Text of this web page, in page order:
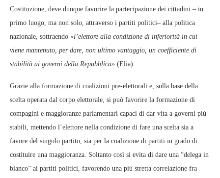
Costituzione, deve dunque favorire la partecipazione dei cittadini – in
primo luogo, ma non solo, attraverso i partiti politici– alla politica
nazionale, sottraendo «l’elettore alla condizione di inferiorità in cui
viene mantenuto, per dare, non ultimo vantaggio, un coefficiente di
stabilità ai governi della Repubblica» (Elia).
Grazie alla formazione di coalizioni pre-elettorali e, sulla base della
scelta operata dal corpo elettorale, si può favorire la formazione di
compagini e maggioranze parlamentari capaci di dar vita a governi più
stabili, mettendo l’elettore nella condizione di fare una scelta sia a
favore del singolo partito, sia per la coalizione di partiti in grado di
costituire una maggioranza. Soltanto così si evita di dare una “delega in
bianco” ai partiti politici, favorendo una più stretta correlazione fra